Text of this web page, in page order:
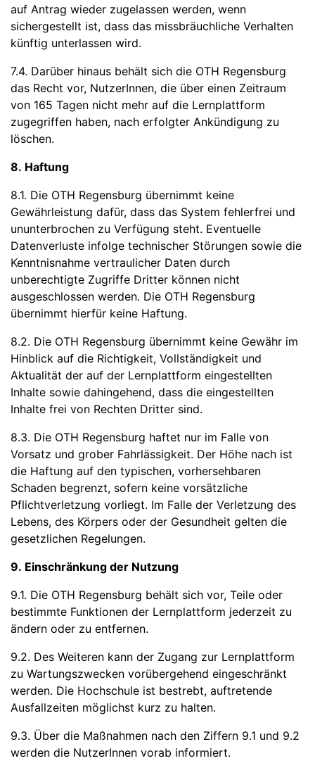
auf Antrag wieder zugelassen werden, wenn
sichergestellt ist, dass das missbräuchliche Verhalten
künftig unterlassen wird.
7.4. Darüber hinaus behält sich die OTH Regensburg
das Recht vor, NutzerInnen, die über einen Zeitraum
von 165 Tagen nicht mehr auf die Lernplattform
zugegriffen haben, nach erfolgter Ankündigung zu
löschen.
8. Haftung
8.1. Die OTH Regensburg übernimmt keine
Gewährleistung dafür, dass das System fehlerfrei und
ununterbrochen zu Verfügung steht. Eventuelle
Datenverluste infolge technischer Störungen sowie die
Kenntnisnahme vertraulicher Daten durch
unberechtigte Zugriffe Dritter können nicht
ausgeschlossen werden. Die OTH Regensburg
übernimmt hierfür keine Haftung.
8.2. Die OTH Regensburg übernimmt keine Gewähr im
Hinblick auf die Richtigkeit, Vollständigkeit und
Aktualität der auf der Lernplattform eingestellten
Inhalte sowie dahingehend, dass die eingestellten
Inhalte frei von Rechten Dritter sind.
8.3. Die OTH Regensburg haftet nur im Falle von
Vorsatz und grober Fahrlässigkeit. Der Höhe nach ist
die Haftung auf den typischen, vorhersehbaren
Schaden begrenzt, sofern keine vorsätzliche
Pflichtverletzung vorliegt. Im Falle der Verletzung des
Lebens, des Körpers oder der Gesundheit gelten die
gesetzlichen Regelungen.
9. Einschränkung der Nutzung
9.1. Die OTH Regensburg behält sich vor, Teile oder
bestimmte Funktionen der Lernplattform jederzeit zu
ändern oder zu entfernen.
9.2. Des Weiteren kann der Zugang zur Lernplattform
zu Wartungszwecken vorübergehend eingeschränkt
werden. Die Hochschule ist bestrebt, auftretende
Ausfallzeiten möglichst kurz zu halten.
9.3. Über die Maßnahmen nach den Ziffern 9.1 und 9.2
werden die NutzerInnen vorab informiert.